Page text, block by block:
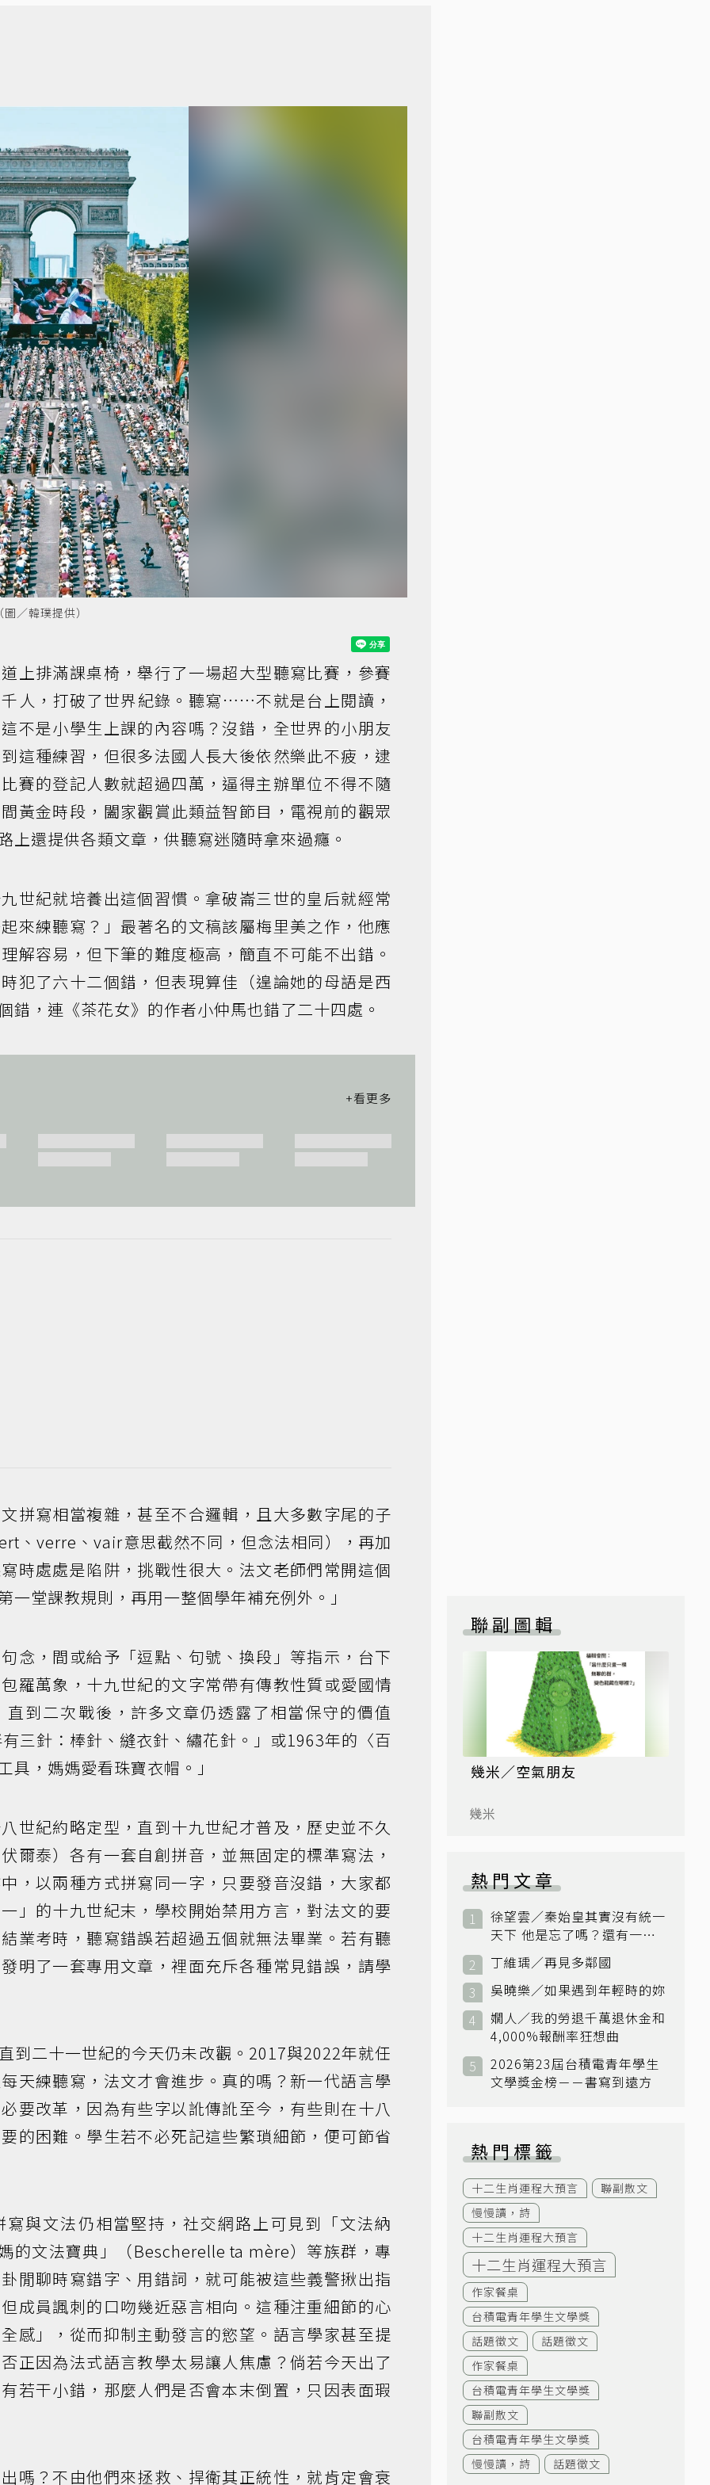
／韓璞提供）
上排滿課桌椅，舉行了一場超大型聽寫比賽，參賽
人，打破了世界紀錄。聽寫……不就是台上閱讀，
不是小學生上課的內容嗎？沒錯，全世界的小朋友
這種練習，但很多法國人長大後依然樂此不疲，逮
賽的登記人數就超過四萬，逼得主辦單位不得不隨
黃金時段，闔家觀賞此類益智節目，電視前的觀眾
上還提供各類文章，供聽寫迷隨時拿來過癮。
世紀就培養出這個習慣。拿破崙三世的皇后就經常
來練聽寫？」最著名的文稿該屬梅里美之作，他應
解容易，但下筆的難度極高，簡直不可能不出錯。
犯了六十二個錯，但表現算佳（遑論她的母語是西
錯，連《茶花女》的作者小仲馬也錯了二十四處。
拼寫相當複雜，甚至不合邏輯，且大多數字尾的子
、verre、vair意思截然不同，但念法相同），再加
時處處是陷阱，挑戰性很大。法文老師們常開這個
一堂課教規則，再用一整個學年補充例外。」
念，間或給予「逗點、句號、換段」等指示，台下
羅萬象，十九世紀的文字常帶有傳教性質或愛國情
到二次戰後，許多文章仍透露了相當保守的價值
三針：棒針、縫衣針、繡花針。」或1963年的〈百
，媽媽愛看珠寶衣帽。」
世紀約略定型，直到十九世紀才普及，歷史並不久
爾泰）各有一套自創拼音，並無固定的標準寫法，
，以兩種方式拼寫同一字，只要發音沒錯，大家都
」的十九世紀末，學校開始禁用方言，對法文的要
業考時，聽寫錯誤若超過五個就無法畢業。若有聽
明了一套專用文章，裡面充斥各種常見錯誤，請學
到二十一世紀的今天仍未改觀。2017與2022年就任
天練聽寫，法文才會進步。真的嗎？新一代語言學
要改革，因為有些字以訛傳訛至今，有些則在十八
的困難。學生若不必死記這些繁瑣細節，便可節省
與文法仍相當堅持，社交網路上可見到「文法納
的文法寶典」（Bescherelle ta mère）等族群，專
閒聊時寫錯字、用錯詞，就可能被這些義警揪出指
成員諷刺的口吻幾近惡言相向。這種注重細節的心
感」，從而抑制主動發言的慾望。語言學家甚至提
正因為法式語言教學太易讓人焦慮？倘若今天出了
若干小錯，那麼人們是否會本末倒置，只因表面瑕
嗎？不由他們來拯救、捍衛其正統性，就肯定會衰
聯副圖輯
幾米／空氣朋友
幾米
熱門文章
徐望雲／秦始皇其實沒有統一
天下 他是忘了嗎？還有一個
小國：衛國
丁維瑀／再見多鄰國
吳曉樂／如果遇到年輕時的妳
嫺人／我的勞退千萬退休金和
4,000%報酬率狂想曲
2026第23屆台積電青年學生
文學獎金榜－－書寫到遠方
熱門標籤
十二生肖運程大預言
聯副散文
慢慢讀，詩
十二生肖運程大預言
十二生肖運程大預言
作家餐桌
台積電青年學生文學獎
話題徵文
話題徵文
作家餐桌
台積電青年學生文學獎
聯副散文
台積電青年學生文學獎
慢慢讀，詩
話題徵文